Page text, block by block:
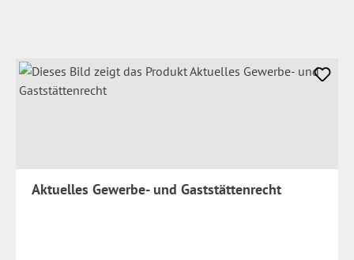
Aktuelles Gewerbe- und Gaststättenrecht